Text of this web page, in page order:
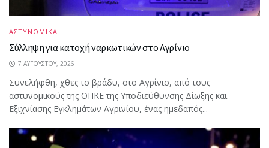
ΑΣΤΥΝΟΜΙΚΑ
Σύλληψη για κατοχή ναρκωτικών στο Αγρίνιο
7 ΑΥΓΟΎΣΤΟΥ, 2026
Συνελήφθη, χθες το βράδυ, στο Αγρίνιο, από τους
αστυνομικούς της ΟΠΚΕ της Υποδιεύθυνσης Δίωξης και
Εξιχνίασης Εγκλημάτων Αγρινίου, ένας ημεδαπός...